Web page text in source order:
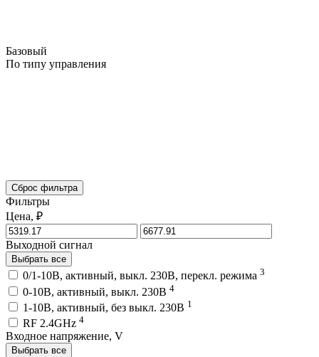
Базовый
По типу управления
Сброс фильтра
Фильтры
Цена, ₽
Выходной сигнал
Выбрать все
0/1-10В, активный, выкл. 230В, перекл. режима 3
0-10В, активный, выкл. 230В 4
1-10В, активный, без выкл. 230В 1
RF 2.4GHz 4
Входное напряжение, V
Выбрать все